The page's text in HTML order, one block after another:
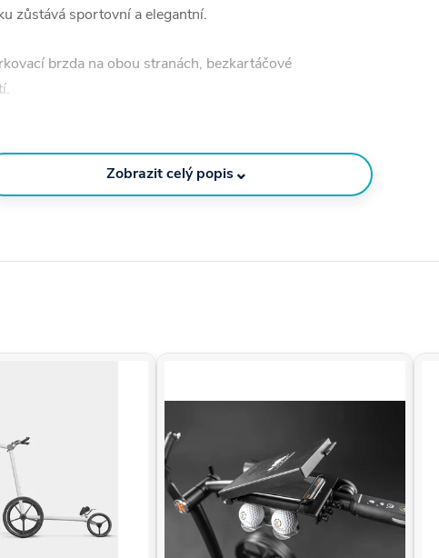
zůstává sportovní a elegantní.
brzda na obou stranách, bezkartáčové
20-30 metrů)
rekuperace energie a nabíječky
cm / 25,5x23,5x3,9 palce
Zobrazit celý popis⌄